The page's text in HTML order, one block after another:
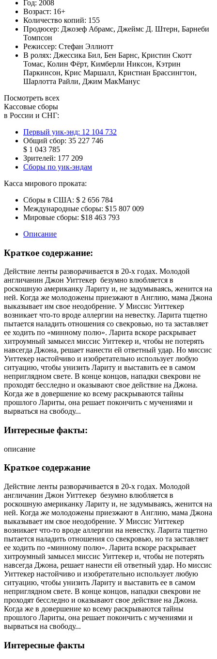
Год: 2008
Возраст: 16+
Количество копий: 155
Продюсер: Джозеф Абрамс, Джеймс Д. Штерн, Барнеби
Томпсон
Режиссер: Стефан Эллиотт
В ролях: Джессика Бил, Бен Барнс, Кристин Скотт
Томас, Колин Фёрт, Кимберли Никсон, Кэтрин
Паркинсон, Крис Маршалл, Кристиан Брассингтон,
Шарлотта Райли, Джим МакМанус
Посмотреть всех
Кассовые сборы
в России и СНГ:
Первый уик-энд: 12 104 732
Общий сбор: 35 227 746
$ 1 043 785
Зрителей: 177 209
Сборы по уик-эндам
Касса мирового проката:
Сборы в США: $ 2 656 784
Международные сборы: $15 807 009
Мировые сборы: $18 463 793
Описание
Краткое содержание:
Действие ленты разворачивается в 20-х годах. Молодой
англичанин Джон Уиттекер безумно влюбляется в
роскошную американку Лариту и, не задумываясь, женится на
ней. Когда же молодожены приезжают в Англию, мама Джона
выказывает им свое неодобрение. У Миссис Уиттекер
возникает что-то вроде аллергии на невестку. Ларита тщетно
пытается наладить отношения со свекровью, но та заставляет
ее ходить по «минному полю». Ларита вскоре раскрывает
хитроумный замысел миссис Уиттекер и, чтобы не потерять
навсегда Джона, решает нанести ей ответный удар. Но миссис
Уиттекер настойчиво и изобретательно использует любую
ситуацию, чтобы унизить Лариту и выставить ее в самом
неприглядном свете. В конце концов, нападки свекрови не
проходят бесследно и оказывают свое действие на Джона.
Когда же в довершение ко всему раскрываются тайны
прошлого Лариты, она решает покончить с мучениями и
вырваться на свободу...
Интересные факты:
описание
Краткое содержание
Действие ленты разворачивается в 20-х годах. Молодой
англичанин Джон Уиттекер безумно влюбляется в
роскошную американку Лариту и, не задумываясь, женится на
ней. Когда же молодожены приезжают в Англию, мама Джона
выказывает им свое неодобрение. У Миссис Уиттекер
возникает что-то вроде аллергии на невестку. Ларита тщетно
пытается наладить отношения со свекровью, но та заставляет
ее ходить по «минному полю». Ларита вскоре раскрывает
хитроумный замысел миссис Уиттекер и, чтобы не потерять
навсегда Джона, решает нанести ей ответный удар. Но миссис
Уиттекер настойчиво и изобретательно использует любую
ситуацию, чтобы унизить Лариту и выставить ее в самом
неприглядном свете. В конце концов, нападки свекрови не
проходят бесследно и оказывают свое действие на Джона.
Когда же в довершение ко всему раскрываются тайны
прошлого Лариты, она решает покончить с мучениями и
вырваться на свободу...
Интересные факты